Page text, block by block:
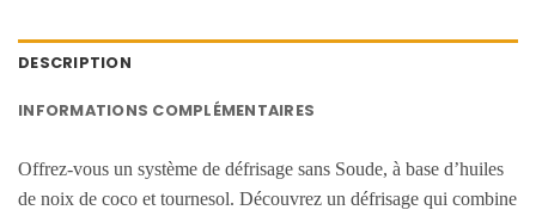
DESCRIPTION
INFORMATIONS COMPLÉMENTAIRES
Offrez-vous un système de défrisage sans Soude, à base d’huiles
de noix de coco et tournesol. Découvrez un défrisage qui combine